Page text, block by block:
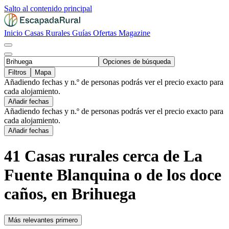
Salto al contenido principal
Inicio Casas Rurales Guías Ofertas Magazine
Opciones de búsqueda
Filtros
Mapa
Añadiendo fechas y n.º de personas podrás ver el precio exacto para
cada alojamiento.
Añadir fechas
Añadiendo fechas y n.º de personas podrás ver el precio exacto para
cada alojamiento.
Añadir fechas
41 Casas rurales cerca de La
Fuente Blanquina o de los doce
caños, en Brihuega
Más relevantes primero